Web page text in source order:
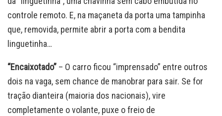
controle remoto. E, na maçaneta da porta uma tampinha
que, removida, permite abrir a porta com a bendita
linguetinha…
“Encaixotado” – O carro ficou “imprensado” entre outros
dois na vaga, sem chance de manobrar para sair. Se for
tração dianteira (maioria dos nacionais), vire
completamente o volante, puxe o freio de